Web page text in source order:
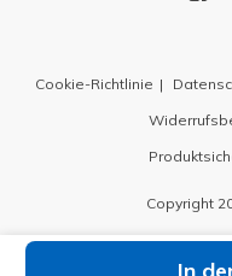
In
Cookie-Richtlinie
Copyright